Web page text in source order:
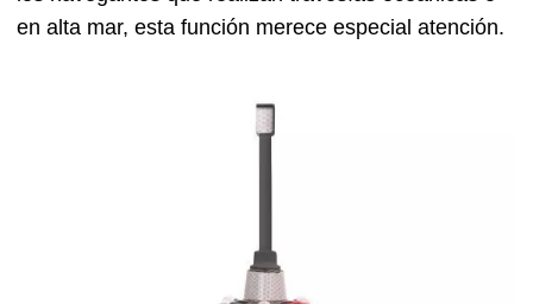
en alta mar, esta función merece especial atención.